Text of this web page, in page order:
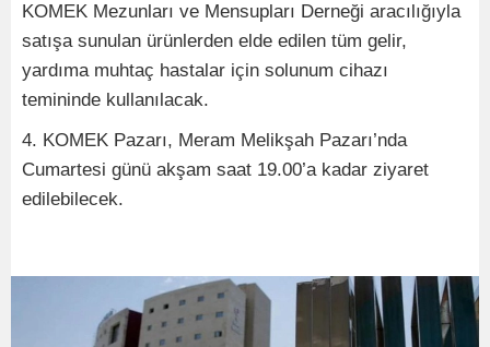
KOMEK Mezunları ve Mensupları Derneği aracılığıyla
satışa sunulan ürünlerden elde edilen tüm gelir,
yardıma muhtaç hastalar için solunum cihazı
temininde kullanılacak.
4. KOMEK Pazarı, Meram Melikşah Pazarı’nda
Cumartesi günü akşam saat 19.00’a kadar ziyaret
edilebilecek.